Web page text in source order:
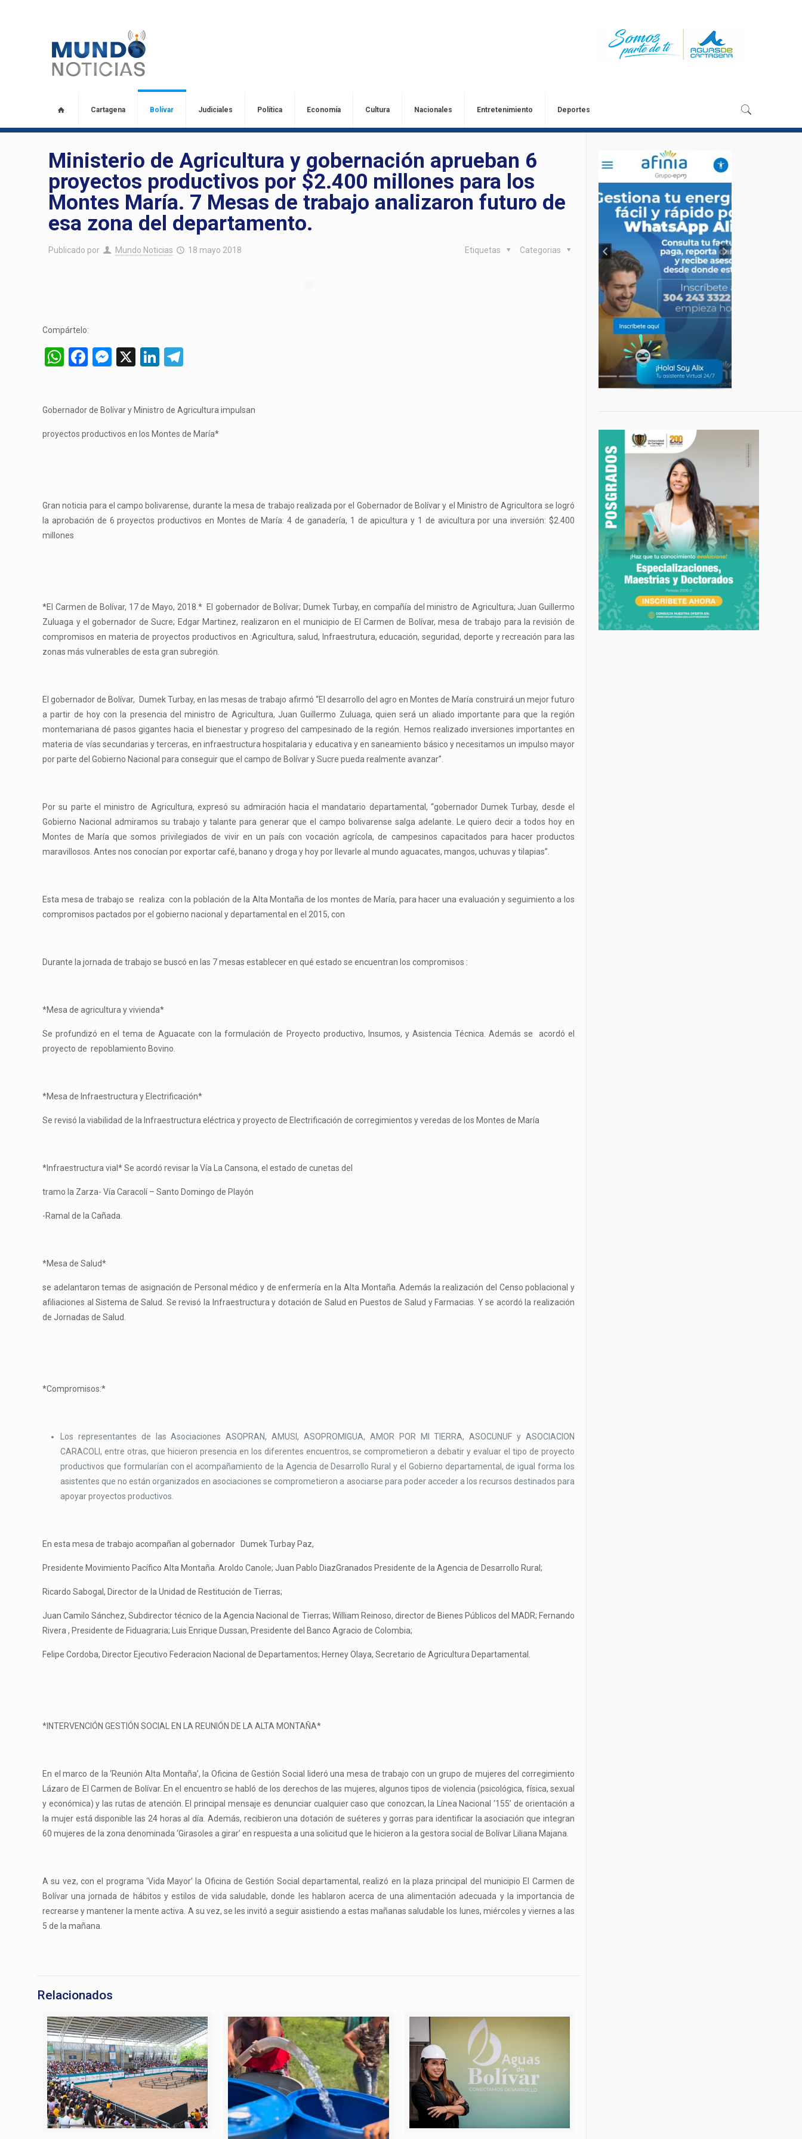
Cartagena Bolívar Judiciales Política Economía Cultura Nacionales Entretenimiento Deportes
Ministerio de Agricultura y gobernación aprueban 6
proyectos productivos por $2.400 millones para los
Montes María. 7 Mesas de trabajo analizaron futuro de
esa zona del departamento.
Publicado por Mundo Noticias 18 mayo 2018 Categorias
Etiquetas
Compártelo:
WhatsApp
Facebook
Messenger
X LinkedIn
Gobernador de Bolívar y Ministro de Agricultura impulsan
proyectos productivos en los Montes de María*
Gran noticia para el campo bolivarense, durante la mesa de trabajo realizada por el Gobernador de Bolívar y el Ministro de Agricultora se logró
la aprobación de 6 proyectos productivos en Montes de María: 4 de ganadería, 1 de apicultura y 1 de avicultura por una inversión: $2.400
millones
*El Carmen de Bolívar, 17 de Mayo, 2018.* El gobernador de Bolívar; Dumek Turbay, en compañía del ministro de Agricultura; Juan Guillermo
Zuluaga y el gobernador de Sucre; Edgar Martinez, realizaron en el municipio de El Carmen de Bolívar, mesa de trabajo para la revisión de
compromisos en materia de proyectos productivos en :Agricultura, salud, Infraestrutura, educación, seguridad, deporte y recreación para las
zonas más vulnerables de esta gran subregión.
El gobernador de Bolívar, Dumek Turbay, en las mesas de trabajo afirmó “El desarrollo del agro en Montes de María construirá un mejor futuro
a partir de hoy con la presencia del ministro de Agricultura, Juan Guillermo Zuluaga, quien será un aliado importante para que la región
montemariana dé pasos gigantes hacia el bienestar y progreso del campesinado de la región. Hemos realizado inversiones importantes en
materia de vías secundarias y terceras, en infraestructura hospitalaria y educativa y en saneamiento básico y necesitamos un impulso mayor
por parte del Gobierno Nacional para conseguir que el campo de Bolívar y Sucre pueda realmente avanzar”.
Por su parte el ministro de Agricultura, expresó su admiración hacia el mandatario departamental, “gobernador Dumek Turbay, desde el
Gobierno Nacional admiramos su trabajo y talante para generar que el campo bolivarense salga adelante. Le quiero decir a todos hoy en
Montes de María que somos privilegiados de vivir en un país con vocación agrícola, de campesinos capacitados para hacer productos
maravillosos. Antes nos conocían por exportar café, banano y droga y hoy por llevarle al mundo aguacates, mangos, uchuvas y tilapias”.
Esta mesa de trabajo se realiza con la población de la Alta Montaña de los montes de María, para hacer una evaluación y seguimiento a los
compromisos pactados por el gobierno nacional y departamental en el 2015, con
Durante la jornada de trabajo se buscó en las 7 mesas establecer en qué estado se encuentran los compromisos :
*Mesa de agricultura y vivienda*
Se profundizó en el tema de Aguacate con la formulación de Proyecto productivo, Insumos, y Asistencia Técnica. Además se acordó el
proyecto de repoblamiento Bovino.
*Mesa de Infraestructura y Electrificación*
Se revisó la viabilidad de la Infraestructura eléctrica y proyecto de Electrificación de corregimientos y veredas de los Montes de María
*Infraestructura vial* Se acordó revisar la Vía La Cansona, el estado de cunetas del
tramo la Zarza- Vía Caracolí – Santo Domingo de Playón
-Ramal de la Cañada.
*Mesa de Salud*
se adelantaron temas de asignación de Personal médico y de enfermería en la Alta Montaña. Además la realización del Censo poblacional y
afiliaciones al Sistema de Salud. Se revisó la Infraestructura y dotación de Salud en Puestos de Salud y Farmacias. Y se acordó la realización
de Jornadas de Salud.
*Compromisos:*
Los representantes de las Asociaciones ASOPRAN, AMUSI, ASOPROMIGUA, AMOR POR MI TIERRA, ASOCUNUF y ASOCIACION
CARACOLI, entre otras, que hicieron presencia en los diferentes encuentros, se comprometieron a debatir y evaluar el tipo de proyecto
productivos que formularían con el acompañamiento de la Agencia de Desarrollo Rural y el Gobierno departamental, de igual forma los
asistentes que no están organizados en asociaciones se comprometieron a asociarse para poder acceder a los recursos destinados para
apoyar proyectos productivos.
En esta mesa de trabajo acompañan al gobernador Dumek Turbay Paz,
Presidente Movimiento Pacífico Alta Montaña. Aroldo Canole; Juan Pablo DiazGranados Presidente de la Agencia de Desarrollo Rural;
Ricardo Sabogal, Director de la Unidad de Restitución de Tierras;
Juan Camilo Sánchez, Subdirector técnico de la Agencia Nacional de Tierras; William Reinoso, director de Bienes Públicos del MADR; Fernando
Rivera , Presidente de Fiduagraria; Luis Enrique Dussan, Presidente del Banco Agracio de Colombia;
Felipe Cordoba, Director Ejecutivo Federacion Nacional de Departamentos; Herney Olaya, Secretario de Agricultura Departamental.
*INTERVENCIÓN GESTIÓN SOCIAL EN LA REUNIÓN DE LA ALTA MONTAÑA*
En el marco de la ‘Reunión Alta Montaña’, la Oficina de Gestión Social lideró una mesa de trabajo con un grupo de mujeres del corregimiento
Lázaro de El Carmen de Bolívar. En el encuentro se habló de los derechos de las mujeres, algunos tipos de violencia (psicológica, física, sexual
y económica) y las rutas de atención. El principal mensaje es denunciar cualquier caso que conozcan, la Línea Nacional ‘155’ de orientación a
la mujer está disponible las 24 horas al día. Además, recibieron una dotación de suéteres y gorras para identificar la asociación que integran
60 mujeres de la zona denominada ‘Girasoles a girar’ en respuesta a una solicitud que le hicieron a la gestora social de Bolívar Liliana Majana.
A su vez, con el programa ‘Vida Mayor’ la Oficina de Gestión Social departamental, realizó en la plaza principal del municipio El Carmen de
Bolívar una jornada de hábitos y estilos de vida saludable, donde les hablaron acerca de una alimentación adecuada y la importancia de
recrearse y mantener la mente activa. A su vez, se les invitó a seguir asistiendo a estas mañanas saludable los lunes, miércoles y viernes a las
5 de la mañana.
Relacionados